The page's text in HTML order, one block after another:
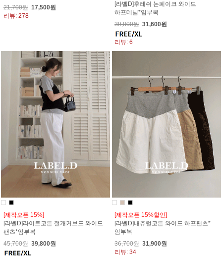
21,700원 17,500원
리뷰: 278
[라벨D]후레쉬 논페이크 와이드
하프데님*임부복
39,800원 31,600원
리뷰: 6
[제작오픈 15%]
[라벨D]라이트코튼 절개커브드 와이드
팬츠*임부복
45,700원 39,800원
[제작오픈 15%할인]
[라벨D]내츄럴코튼 와이드 하프팬츠*
임부복
36,700원 31,900원
리뷰: 34